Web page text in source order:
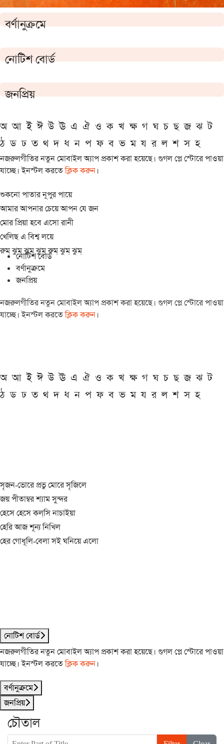
বর্ণানুক্রমে
নোটিশ বোর্ড
জনপ্রিয়
অ আ ই ঈ উ ঊ এ ঐ ও ক খ ক্ষ গ ঘ চ ছ জ ঝ ট
ঠ ড ঢ ত থ দ ধ ন প ফ ব ভ ম য র ল শ স হ
নজরুলগীতির নতুন মোবাইল অ্যাপ প্রকাশ করা হয়েছে। গুগল প্লে স্টোরে পাওয়া
যাচ্ছে। ইনস্টল করতেক্লিক করুন।
শুকনো পাতার নূপুর পায়ে
আমার আপনার চেয়ে আপন যে জন
মোর প্রিয়া হবে এসো রানী
খেলিছ এ বিশ্ব লয়ে
রুম্ ঝুম্ ঝুম্ ঝুম্ রুম্ ঝুম্ ঝুম্
নোটিশ বোর্ড
বর্ণানুক্রমে
জনপ্রিয়
নজরুলগীতির নতুন মোবাইল অ্যাপ প্রকাশ করা হয়েছে। গুগল প্লে স্টোরে পাওয়া
যাচ্ছে। ইনস্টল করতেক্লিক করুন।
অ আ ই ঈ উ ঊ এ ঐ ও ক খ ক্ষ গ ঘ চ ছ জ ঝ ট
ঠ ড ঢ ত থ দ ধ ন প ফ ব ভ ম য র ল শ স হ
সৃজন-ভোরে প্রভু মোরে সৃজিলে
জয় পীতাম্বর শ্যাম সুন্দর
হেসে হেসে কল্‌সি নাচাইয়া
হেরি আজ শূন্য নিখিল
হের গোধূলি-বেলা সই ঘনিয়ে এলো
নোটিশ বোর্ড
নজরুলগীতির নতুন মোবাইল অ্যাপ প্রকাশ করা হয়েছে। গুগল প্লে স্টোরে পাওয়া
যাচ্ছে। ইনস্টল করতেক্লিক করুন।
বর্ণানুক্রমে
জনপ্রিয়
চৌতাল
Enter Part of Title